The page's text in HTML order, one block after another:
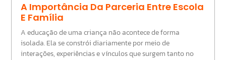
A Importância Da Parceria Entre Escola
E Família
A educação de uma criança não acontece de forma
isolada. Ela se constrói diariamente por meio de
interações, experiências e vínculos que surgem tanto no